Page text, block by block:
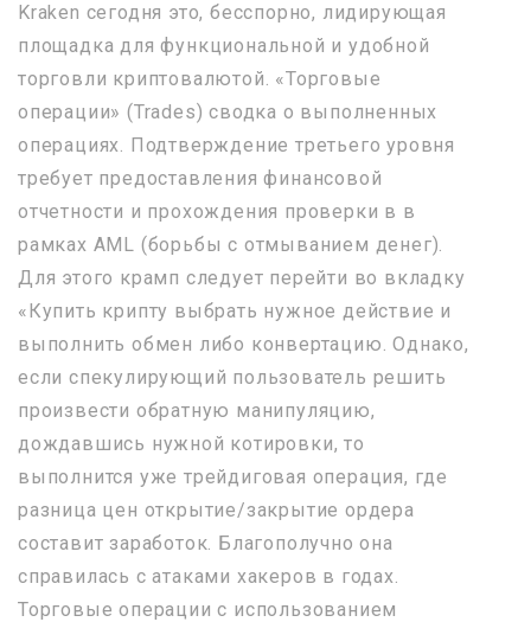
Kraken сегодня это, бесспорно, лидирующая
площадка для функциональной и удобной
торговли криптовалютой. «Торговые
операции» (Trades) сводка о выполненных
операциях. Подтверждение третьего уровня
требует предоставления финансовой
отчетности и прохождения проверки в в
рамках AML (борьбы с отмыванием денег).
Для этого крамп следует перейти во вкладку
«Купить крипту выбрать нужное действие и
выполнить обмен либо конвертацию. Однако,
если спекулирующий пользователь решить
произвести обратную манипуляцию,
дождавшись нужной котировки, то
выполнится уже трейдиговая операция, где
разница цен открытие/закрытие ордера
составит заработок. Благополучно она
справилась с атаками хакеров в годах.
Торговые операции с использованием